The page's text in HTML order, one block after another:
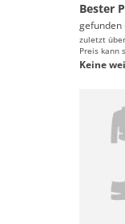
Bester
gefunden
zuletzt
Preis kann
Keine